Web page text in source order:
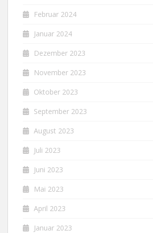
Februar 2024
Januar 2024
Dezember 2023
November 2023
Oktober 2023
September 2023
August 2023
Juli 2023
Juni 2023
Mai 2023
April 2023
Januar 2023